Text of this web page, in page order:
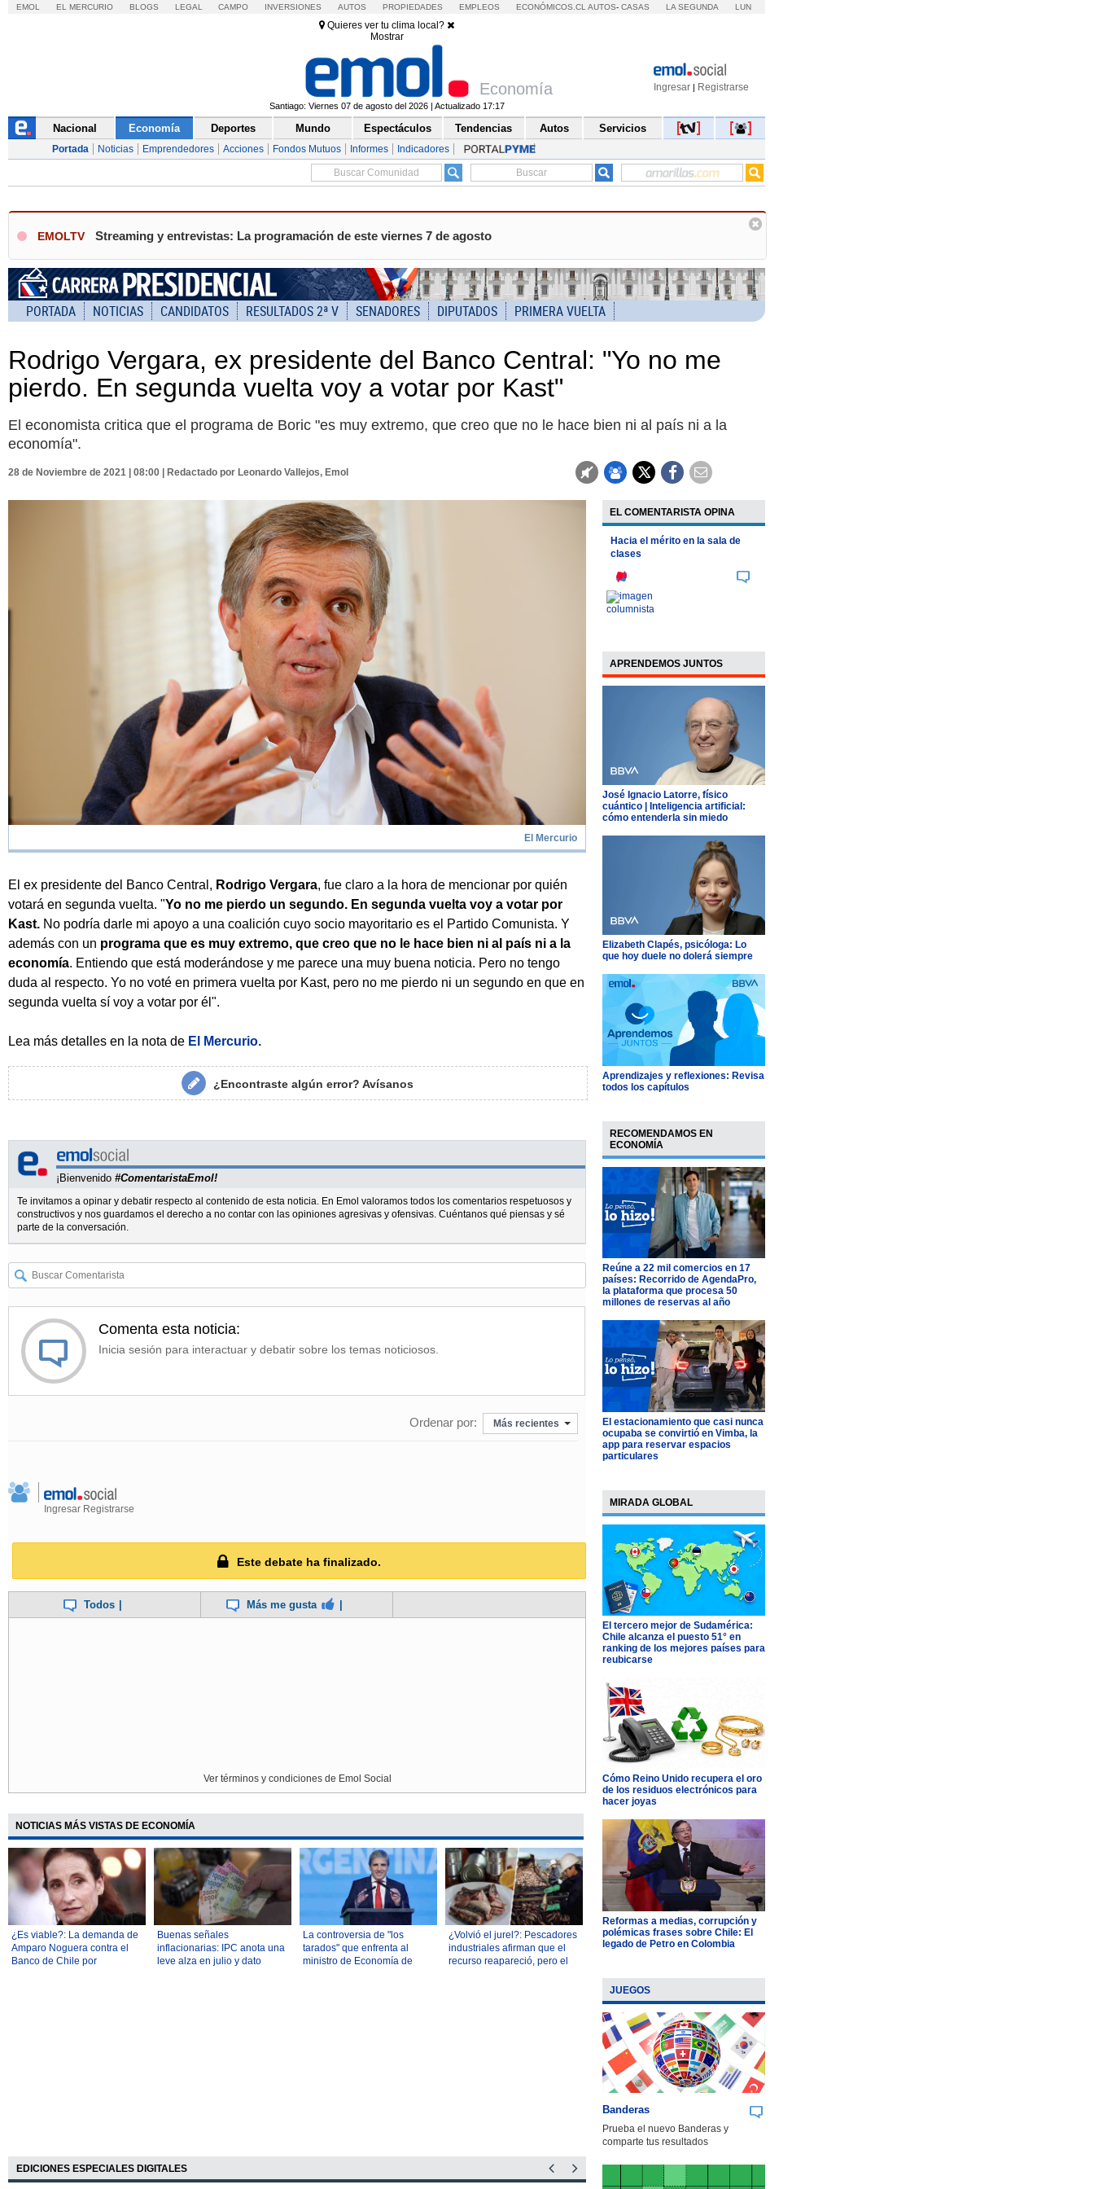
EMOL EL MERCURIO BLOGS LEGAL CAMPO INVERSIONES AUTOS PROPIEDADES EMPLEOS ECONÓMICOS.CL AUTOS- CASAS LA SEGUNDA LUN
Quieres ver tu clima local?
Mostrar
Ingresar | Registrarse
Economía
Santiago: Viernes 07 de agosto del 2026 | Actualizado 17:17
Nacional Economía Deportes Mundo Espectáculos Tendencias Autos Servicios
Portada Noticias Emprendedores Acciones Fondos Mutuos Informes Indicadores
EMOLTV Streaming y entrevistas: La programación de este viernes 7 de agosto
PORTADA NOTICIAS CANDIDATOS RESULTADOS 2ª V SENADORES DIPUTADOS PRIMERA VUELTA
Rodrigo Vergara, ex presidente del Banco Central: "Yo no me
pierdo. En segunda vuelta voy a votar por Kast"
El economista critica que el programa de Boric "es muy extremo, que creo que no le hace bien ni al país ni a la
economía".
28 de Noviembre de 2021 | 08:00 | Redactado por Leonardo Vallejos, Emol
El Mercurio
El ex presidente del Banco Central, Rodrigo Vergara, fue claro a la hora de mencionar por quién
votará en segunda vuelta. "Yo no me pierdo un segundo. En segunda vuelta voy a votar por
Kast. No podría darle mi apoyo a una coalición cuyo socio mayoritario es el Partido Comunista. Y
además con un programa que es muy extremo, que creo que no le hace bien ni al país ni a la
economía. Entiendo que está moderándose y me parece una muy buena noticia. Pero no tengo
duda al respecto. Yo no voté en primera vuelta por Kast, pero no me pierdo ni un segundo en que en
segunda vuelta sí voy a votar por él".
Lea más detalles en la nota de El Mercurio.
¿Encontraste algún error?Avísanos
¡Bienvenido #ComentaristaEmol!
Te invitamos a opinar y debatir respecto al contenido de esta noticia. En Emol valoramos todos los comentarios respetuosos y
constructivos y nos guardamos el derecho a no contar con las opiniones agresivas y ofensivas. Cuéntanos qué piensas y sé
parte de la conversación.
Comenta esta noticia:
Inicia sesión para interactuar y debatir sobre los temas noticiosos.
Ordenar por: Más recientes
Ingresar Registrarse
Este debate ha finalizado.
Todos Más me gusta
Ver términos y condiciones de Emol Social
NOTICIAS MÁS VISTAS DE ECONOMÍA
¿Es viable?: La demanda de
Amparo Noguera contra el
Banco de Chile por
Buenas señales
inflacionarias: IPC anota una
leve alza en julio y dato
La controversia de "los
tarados" que enfrenta al
ministro de Economía de
¿Volvió el jurel?: Pescadores
industriales afirman que el
recurso reapareció, pero el
EDICIONES ESPECIALES DIGITALES
EL COMENTARISTA OPINA
Hacia el mérito en la sala de
clases
APRENDEMOS JUNTOS
José Ignacio Latorre, físico
cuántico | Inteligencia artificial:
cómo entenderla sin miedo
Elizabeth Clapés, psicóloga: Lo
que hoy duele no dolerá siempre
Aprendizajes y reflexiones: Revisa
todos los capítulos
RECOMENDAMOS EN
ECONOMÍA
Reúne a 22 mil comercios en 17
países: Recorrido de AgendaPro,
la plataforma que procesa 50
millones de reservas al año
El estacionamiento que casi nunca
ocupaba se convirtió en Vimba, la
app para reservar espacios
particulares
MIRADA GLOBAL
El tercero mejor de Sudamérica:
Chile alcanza el puesto 51° en
ranking de los mejores países para
reubicarse
Cómo Reino Unido recupera el oro
de los residuos electrónicos para
hacer joyas
Reformas a medias, corrupción y
polémicas frases sobre Chile: El
legado de Petro en Colombia
JUEGOS
Banderas
Prueba el nuevo Banderas y
comparte tus resultados